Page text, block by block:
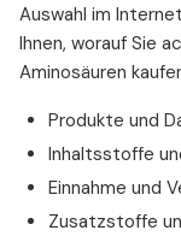
Auswahl im
Ihnen, worauf Sie
Aminosäuren
Produkte und
Inhaltsstoffe
Einnahme und
Zusatzstoffe